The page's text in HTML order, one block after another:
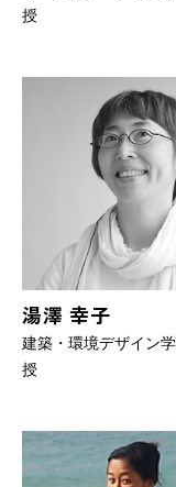
授
湯澤 幸子
建築・環境デザイン
授